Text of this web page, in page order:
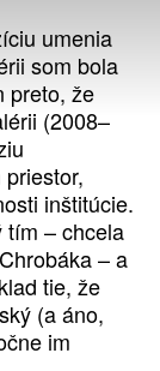
umenia
som bola
preto, že
(2008–
inštitúcie.
tím – chcela
– a
tie, že
(a áno,
im